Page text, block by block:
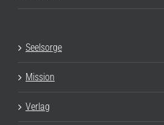
Seelsorge
Mission
Verlag